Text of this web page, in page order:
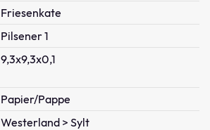
Friesenkate
Pilsener 1
9,3x9,3x0,1
Papier/Pappe
Westerland > Sylt